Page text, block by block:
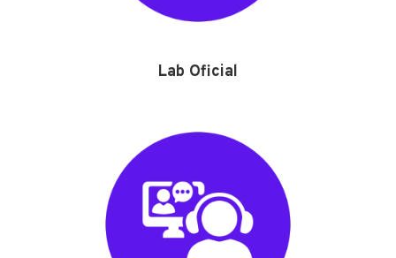
Lab Oficial